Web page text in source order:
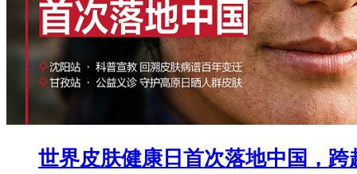
世界皮肤健康日首次落地中国，